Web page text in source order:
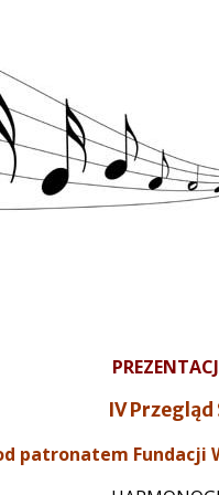
IV Przegląd
patronatem Fundacji